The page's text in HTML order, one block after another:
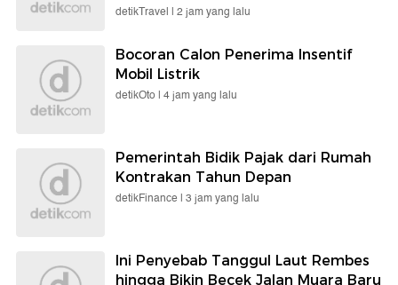
detikTravel | 2 jam yang lalu
Bocoran Calon Penerima Insentif
Mobil Listrik
detikOto | 4 jam yang lalu
Pemerintah Bidik Pajak dari Rumah
Kontrakan Tahun Depan
detikFinance | 3 jam yang lalu
Ini Penyebab Tanggul Laut Rembes
hingga Bikin Becek Jalan Muara Baru